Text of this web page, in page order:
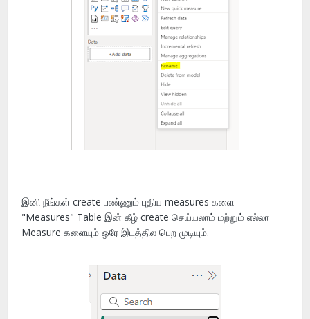
இனி நீங்கள் create பண்ணும் புதிய measures களை
"Measures" Table இன் கீழ் create செய்யலாம் மற்றும் எல்லா
Measure களையும் ஒரே இடத்தில பெற முடியும்.